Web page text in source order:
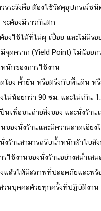
รระวังคือ ต้องใช้วัสดุอุปกรณ์ช
ะต้องมีราวกันตก
องใช้ไม้ที่ไม่ผุ เปื่อย และไม่มี
จุดคราก (Yield Point) ไม่น้อย
นักของการใช้งาน
โยง ค้ำยัน หรือตรึงกับพื้นดิน ห
ไม่น้อยกว่า 90 ซม. และไม่เกิน
นเพื่อขนถ่ายสิ่งของ และนั่งร้านเ
องนั่งร้านและมีความลาดเอียง
งร้านสามารถรับน้ำหนักผ้าใบ
ใช้งานของนั่งร้านอย่างสม่ำเ
แล้วให้มีสภาพที่ปลอดภัยและ
วนบุคคลด้วยทุกครั้งที่ปฏิบัติงาน